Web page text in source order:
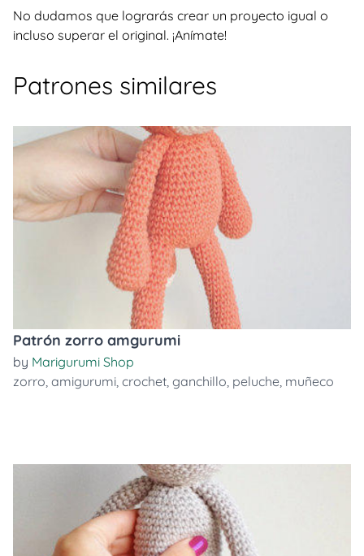
No dudamos que lograrás crear un proyecto igual o
incluso superar el original. ¡Anímate!
Patrones similares
Patrón zorro amgurumi
by Marigurumi Shop
zorro, amigurumi, crochet, ganchillo, peluche, muñeco